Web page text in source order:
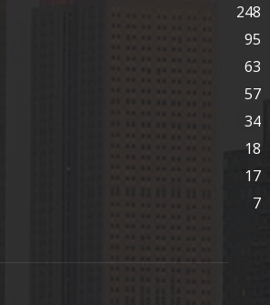
248
95
63
57
34
18
17
7